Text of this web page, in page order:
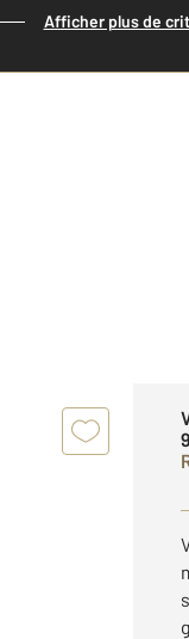
Afficher plus de